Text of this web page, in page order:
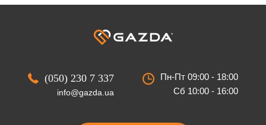
(050) 230 7 337
info@gazda.ua
Пн-Пт 09:00 - 18:00
Сб 10:00 - 16:00